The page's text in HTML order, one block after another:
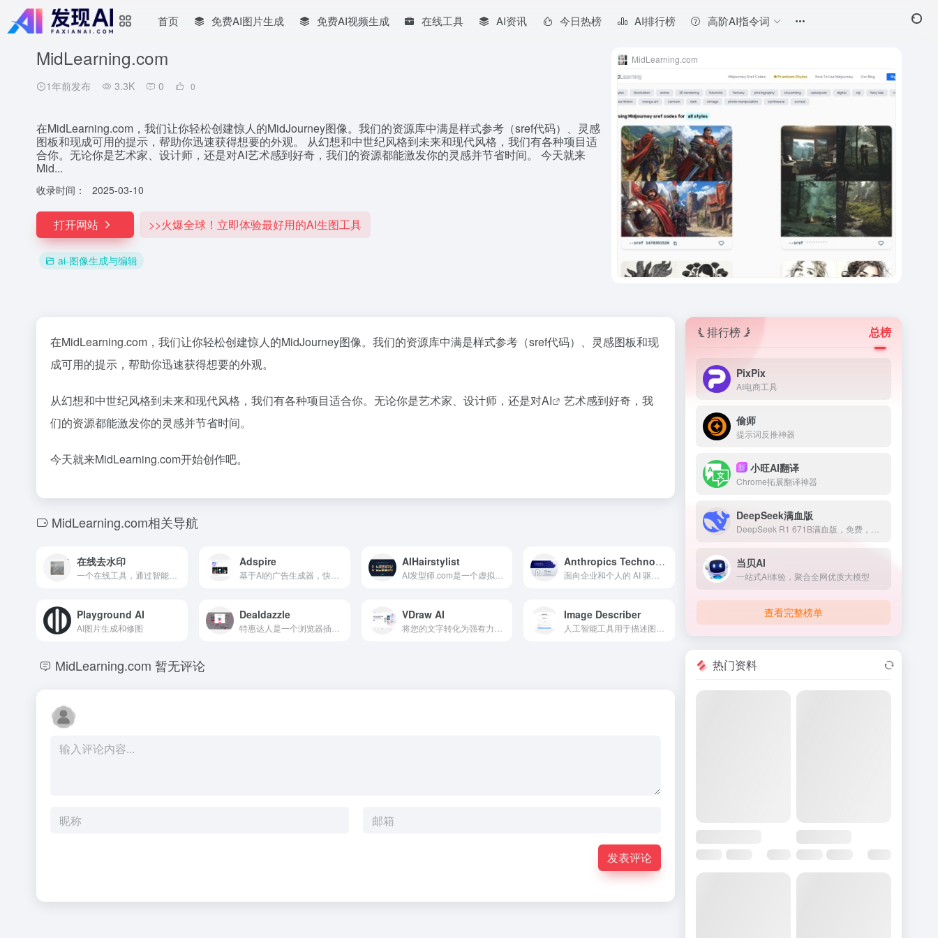
首页 免费AI图片生成 免费AI视频生成 在线工具 AI资讯 今日热榜 AI排行榜 高阶AI指令词
MidLearning.com
1年前发布 3.3K 0 0
在MidLearning.com，我们让你轻松创建惊人的MidJourney图像。我们的资源库中满是样式参考（sref代码）、灵感
图板和现成可用的提示，帮助你迅速获得想要的外观。 从幻想和中世纪风格到未来和现代风格，我们有各种项目适
合你。无论你是艺术家、设计师，还是对AI艺术感到好奇，我们的资源都能激发你的灵感并节省时间。 今天就来
Mid...
收录时间： 2025-03-10
打开网站 >>火爆全球！立即体验最好用的AI生图工具
ai-图像生成与编辑
MidLearning.com
在MidLearning.com，我们让你轻松创建惊人的MidJourney图像。我们的资源库中满是样式参考（sref代码）、灵感图板和现
成可用的提示，帮助你迅速获得想要的外观。
从幻想和中世纪风格到未来和现代风格，我们有各种项目适合你。无论你是艺术家、设计师，还是对AI
艺术感到好奇，我
们的资源都能激发你的灵感并节省时间。
今天就来MidLearning.com开始创作吧。
MidLearning.com相关导航
在线去水印 Adspire
基于AI的广告生成器，快速创建成功的广告创意。
AIHairstylist Anthropics Technology Ltd
Playground AI
AI图片生成和修图
Dealdazzle
特惠达人是一个浏览器插件，帮助用户找到实惠的替代品、优惠券代码和返现优惠。
VDraw AI Image Describer
MidLearning.com 暂无评论
发表评论
排行榜 总榜
PixPix
AI电商工具
偷师
提示词反推神器
新 小旺AI翻译
Chrome拓展翻译神器
DeepSeek满血版
当贝AI
一站式AI体验，聚合全网优质大模型
查看完整榜单
热门资料